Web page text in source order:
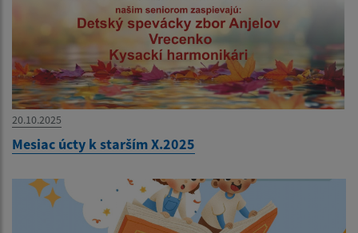
20.10.2025
Mesiac úcty k starším X.2025